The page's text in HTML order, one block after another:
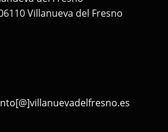
Villanueva del Fresno